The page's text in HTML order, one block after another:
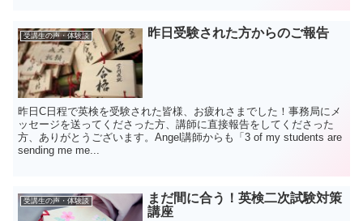
受講生の声・体験談 昨日受験された方からのご報告
昨日C日程で英検を受験された皆様、お疲れさまでした！事務局にメ
ッセージを送ってくださった方、講師に直接報告をしてくださった
方、ありがとうございます。Angel講師からも「3 of my students are
sending me me...
受講生の声・体験談
まだ間に合う！英検二次試験対策
講座